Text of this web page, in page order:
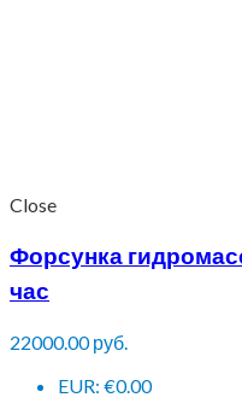
Close
Форсунка
час
22000.00руб.
EUR: €0.00